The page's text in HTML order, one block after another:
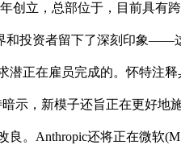
年创立，总部位于，目前具
和投资者留下了深刻印象——
正在雇员完成的。怀特注
示，新模子还旨正在更好
。Anthropic还将正在微软